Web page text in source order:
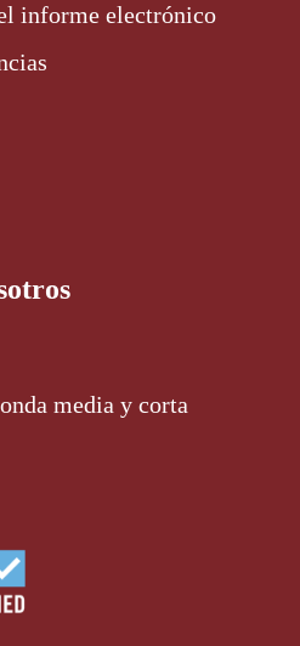
informe electrónico
media y corta